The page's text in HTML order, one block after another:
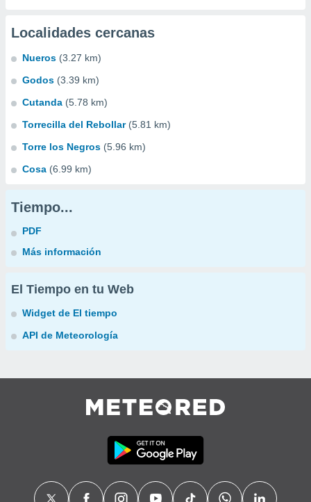
Localidades cercanas
Nueros (3.27 km)
Godos (3.39 km)
Cutanda (5.78 km)
Torrecilla del Rebollar (5.81 km)
Torre los Negros (5.96 km)
Cosa (6.99 km)
Tiempo...
PDF
Más información
El Tiempo en tu Web
Widget de El tiempo
API de Meteorología